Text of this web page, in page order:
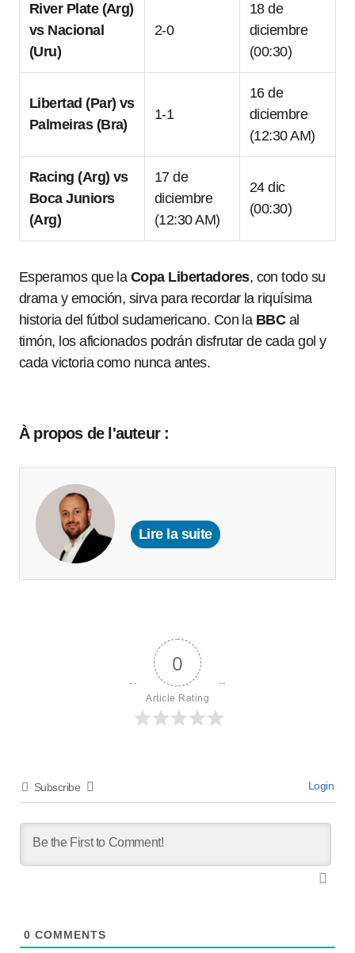
River Plate (Arg)
vs Nacional
(Uru)
2-0
18 de
diciembre
(00:30)
Libertad (Par) vs
Palmeiras (Bra)
1-1
16 de
diciembre
(12:30 AM)
Racing (Arg) vs
Boca Juniors
(Arg)
17 de
diciembre
(12:30 AM)
24 dic
(00:30)
Esperamos que la Copa Libertadores, con todo su
drama y emoción, sirva para recordar la riquísima
historia del fútbol sudamericano. Con la BBCal
timón, los aficionados podrán disfrutar de cada gol y
cada victoria como nunca antes.
À propos de l'auteur :
Lire la suite
0
Article Rating
Subscribe Login
0 COMMENTS